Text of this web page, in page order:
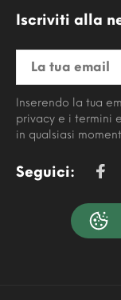
Iscriviti alla
Inserendo la tua
privacy e i termini
in qualsiasi
Seguici: